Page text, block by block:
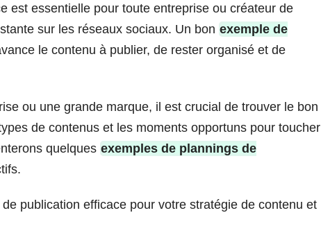
est essentielle pour toute entreprise ou créateur de
sur les réseaux sociaux. Un bon exemple de
le contenu à publier, de rester organisé et de
ou une grande marque, il est crucial de trouver le bon
de contenus et les moments opportuns pour toucher
quelques exemples de plannings de
publication efficace pour votre stratégie de contenu et